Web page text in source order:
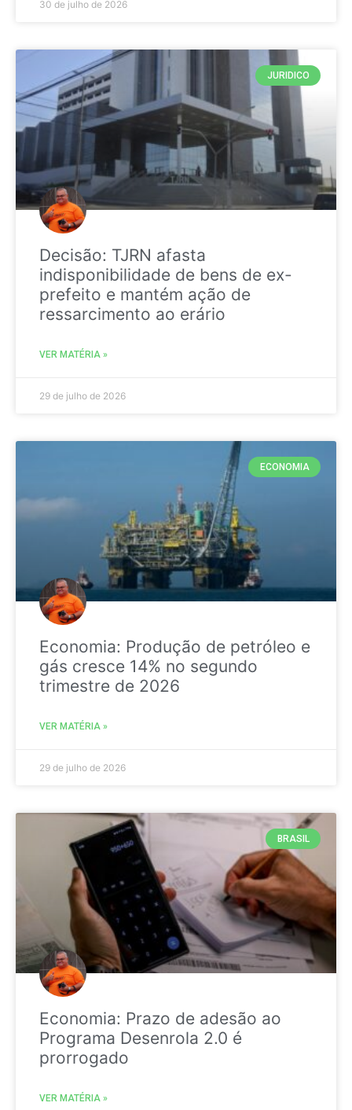
30 de julho de 2026
JURIDICO
Decisão: TJRN afasta
indisponibilidade de bens de ex-
prefeito e mantém ação de
ressarcimento ao erário
VER MATÉRIA »
29 de julho de 2026
ECONOMIA
Economia: Produção de petróleo e
gás cresce 14% no segundo
trimestre de 2026
VER MATÉRIA »
29 de julho de 2026
BRASIL
Economia: Prazo de adesão ao
Programa Desenrola 2.0 é
prorrogado
VER MATÉRIA »